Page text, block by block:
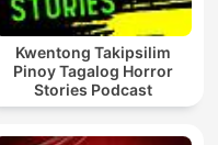
Kwentong Takipsilim
Pinoy Tagalog Horror
Stories Podcast